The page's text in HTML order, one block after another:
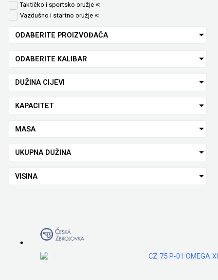
Taktičko i sportsko oružje (0)
Vazdušno i startno oružje (0)
ODABERITE PROIZVOĐAČA
ODABERITE KALIBAR
DUŽINA CIJEVI
KAPACITET
MASA
UKUPNA DUŽINA
VISINA